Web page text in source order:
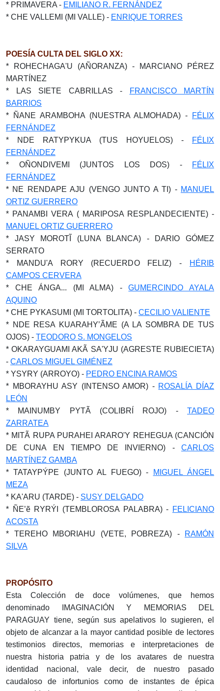
* PRIMAVERA - EMILIANO R. FERNÁNDEZ
* CHE VALLEMI (MI VALLE) - ENRIQUE TORRES
POESÍA CULTA DEL SIGLO XX:
* ROHECHAGA'U (AÑORANZA) - MARCIANO PÉREZ
MARTÍNEZ
* LAS SIETE CABRILLAS -
FRANCISCO MARTÍN
BARRIOS
* ÑANE ARAMBOHA (NUESTRA ALMOHADA) -
FÉLIX
FERNÁNDEZ
* NDE RATYPYKUA (TUS HOYUELOS) -
FÉLIX
FERNÁNDEZ
* OÑONDIVEMI (JUNTOS LOS DOS) -
FÉLIX
FERNÁNDEZ
* NE RENDAPE AJU (VENGO JUNTO A TI) - MANUEL
ORTIZ GUERRERO
* PANAMBI VERA ( MARIPOSA RESPLANDECIENTE) -
MANUEL ORTIZ GUERRERO
* JASY MOROTĨ (LUNA BLANCA) - DARIO GÓMEZ
SERRATO
* MANDU'A RORY (RECUERDO FELIZ) -
HÉRIB
CAMPOS CERVERA
* CHE ÁNGA... (MI ALMA) -GUMERCINDO AYALA
AQUINO
* CHE PYKASUMI (MI TORTOLITA) - CECILIO VALIENTE
* NDE RESA KUARAHY’ÃME (A LA SOMBRA DE TUS
OJOS) - TEODORO S. MONGELOS
* OKARAYGUAMI AKÃ SA'YJU (AGRESTE RUBIECIETA)
- CARLOS MIGUEL GIMÉNEZ
* YSYRY (ARROYO) - PEDRO ENCINA RAMOS
* MBORAYHU ASY (INTENSO AMOR) - ROSALÍA DÍAZ
LEÓN
* MAINUMBY PYTÃ (COLIBRÍ ROJO) - TADEO
ZARRATEA
* MITÃ RUPA PURAHEI ARARO'Y REHEGUA (CANCIÓN
DE CUNA EN TIEMPO DE INVIERNO) - CARLOS
MARTÍNEZ GAMBA
* TATAYPÝPE (JUNTO AL FUEGO) -
MIGUEL ÁNGEL
MEZA
* KA'ARU (TARDE) - SUSY DELGADO
* ÑE’ẽ RYRÝI (TEMBLOROSA PALABRA) - FELICIANO
ACOSTA
* TEREHO MBORIAHU (VETE, POBREZA) -
RAMÓN
SILVA
PROPÓSITO
Esta Colección de doce volúmenes, que hemos
denominado IMAGINACIÓN Y MEMORIAS DEL
PARAGUAY tiene, según sus apelativos lo sugieren, el
objeto de alcanzar a la mayor cantidad posible de lectores
testimonios directos, memorias e interpretaciones de
nuestra historia patria y de los avatares de nuestra
identidad nacional, vale decir, de nuestro pasado
caudaloso de infortunios como de instantes de épica